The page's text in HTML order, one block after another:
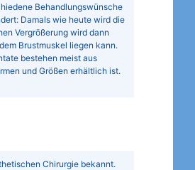
Behandlungswünsche
Damals wie heute wird die
Vergrößerung wird dann
Brustmuskel liegen kann.
bestehen meist aus
und Größen erhältlich ist.
Chirurgie bekannt.